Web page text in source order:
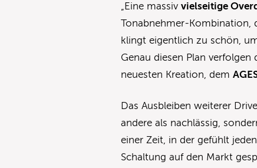
„Eine massivvielseitige
Tonabnehmer-Kombination,
klingt eigentlich zu schön,
Genau diesen Plan
neuesten Kreation, dem
Das Ausbleiben weiterer
andere als nachlässig,
einer Zeit, in der gefühlt
Schaltung auf den Markt